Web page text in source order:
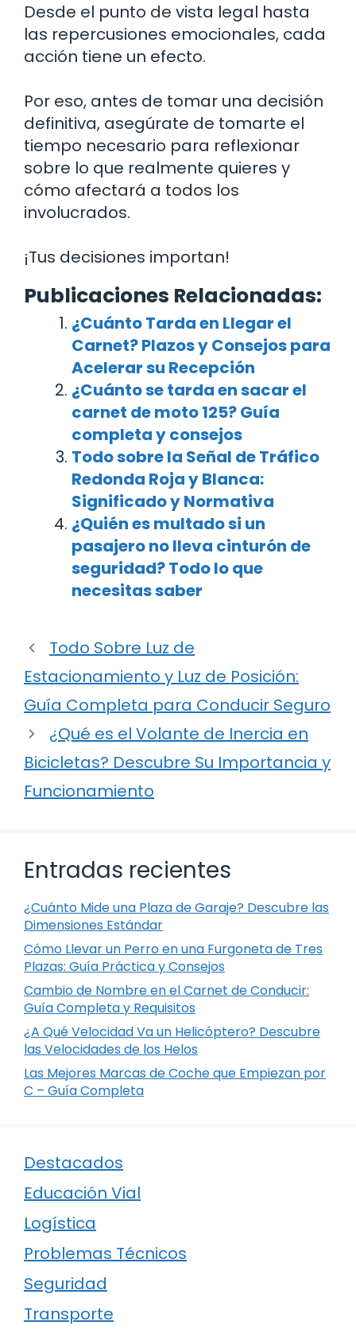
Desde el punto de vista legal hasta
las repercusiones emocionales, cada
acción tiene un efecto.
Por eso, antes de tomar una decisión
definitiva, asegúrate de tomarte el
tiempo necesario para reflexionar
sobre lo que realmente quieres y
cómo afectará a todos los
involucrados.
¡Tus decisiones importan!
Publicaciones Relacionadas:
¿Cuánto Tarda en Llegar el
Carnet? Plazos y Consejos para
Acelerar su Recepción
¿Cuánto se tarda en sacar el
carnet de moto 125? Guía
completa y consejos
Todo sobre la Señal de Tráfico
Redonda Roja y Blanca:
Significado y Normativa
¿Quién es multado si un
pasajero no lleva cinturón de
seguridad? Todo lo que
necesitas saber
Todo Sobre Luz de
Estacionamiento y Luz de Posición:
Guía Completa para Conducir Seguro
¿Qué es el Volante de Inercia en
Bicicletas? Descubre Su Importancia y
Funcionamiento
Entradas recientes
¿Cuánto Mide una Plaza de Garaje? Descubre las
Dimensiones Estándar
Cómo Llevar un Perro en una Furgoneta de Tres
Plazas: Guía Práctica y Consejos
Cambio de Nombre en el Carnet de Conducir:
Guía Completa y Requisitos
¿A Qué Velocidad Va un Helicóptero? Descubre
las Velocidades de los Helos
Las Mejores Marcas de Coche que Empiezan por
C – Guía Completa
Destacados
Educación Vial
Logística
Problemas Técnicos
Seguridad
Transporte